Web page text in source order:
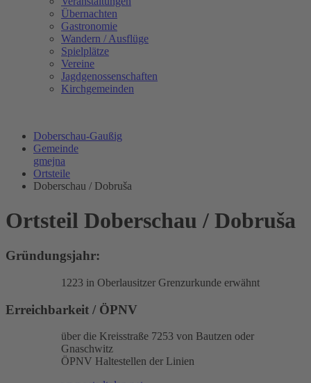
Übernachten
Gastronomie
Wandern / Ausflüge
Spielplätze
Vereine
Jagdgenossenschaften
Kirchgemeinden
Doberschau-Gaußig
Gemeinde
gmejna
Ortsteile
Doberschau / Dobruša
Ortsteil Doberschau / Dobruša
Gründungsjahr:
1223 in Oberlausitzer Grenzurkunde erwähnt
Erreichbarkeit / ÖPNV
über die Kreisstraße 7253 von Bautzen oder
Gnaschwitz
ÖPNV Haltestellen der Linien